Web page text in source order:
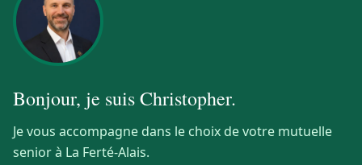
Bonjour, je suisChristopher.
Je vous accompagne dans le choix de votre mutuelle
senior à La Ferté-Alais.